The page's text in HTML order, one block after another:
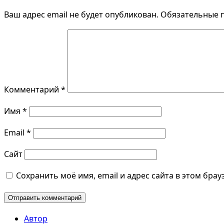
Ваш адрес email не будет опубликован. Обязательные
Комментарий *
Имя *
Email *
Сайт
Сохранить моё имя, email и адрес сайта в этом
Автор